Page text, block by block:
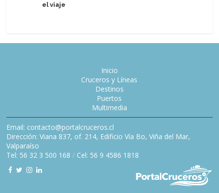
el viaje
Inicio
Cruceros y Líneas
Destinos
Puertos
Multimedia
Email: contacto@portalcruceros.cl
Dirección: Viana 837, of. 214, Edificio Vía Bo, Viña del Mar,
Valparaíso
Tel: 56 32 3 500 168 / Cel: 56 9 4586 1818